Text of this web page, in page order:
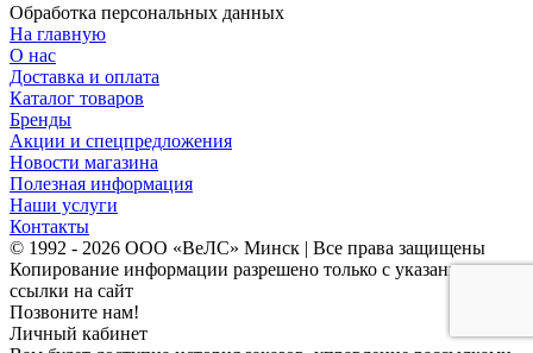
Обработка персональных данных
На главную
О нас
Доставка и оплата
Каталог товаров
Бренды
Акции и спецпредложения
Новости магазина
Полезная информация
Наши услуги
Контакты
© 1992 - 2026 ООО «ВеЛС» Минск | Все права защищены
Копирование информации разрешено только с указанием
ссылки на сайт
Позвоните нам!
Личный кабинет